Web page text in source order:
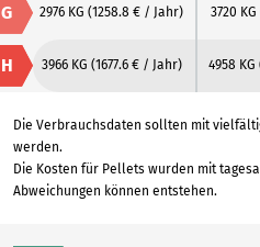
G 2976 KG (1258.8 € / Jahr) 3720 KG
H 3966 KG (1677.6 € / Jahr) 4958 KG
Die Verbrauchsdaten sollten mit
werden.
Die Kosten für Pellets wurden mit
Abweichungen können entstehen.